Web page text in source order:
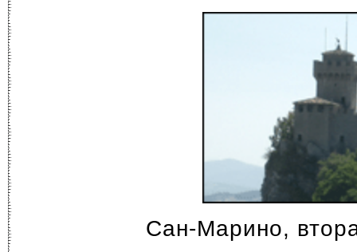
Сан-Марино,